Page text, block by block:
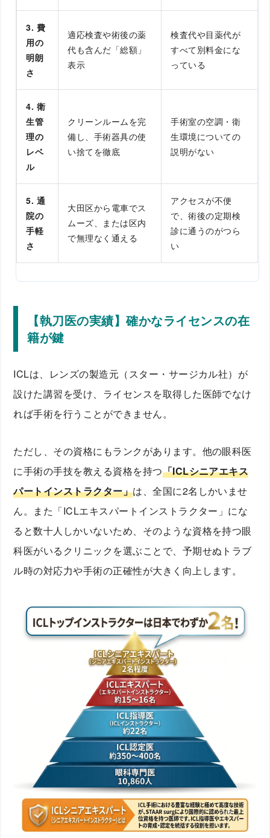
3. 費
用の
明朗
さ
適応検査や術後の薬
代も含んだ「総額」
表示
検査代や目薬代が
すべて別料金にな
っている
4. 衛
生管
理の
レベ
ル
クリーンルームを完
備し、手術器具の使
い捨てを徹底
手術室の空調・衛
生環境についての
説明がない
5. 通
院の
手軽
さ
大田区から電車でス
ムーズ、または区内
で無理なく通える
アクセスが不便
で、術後の定期検
診に通うのがつら
い
【執刀医の実績】確かなライセンスの在
籍が鍵
ICLは、レンズの製造元（スター・サージカル社）が
設けた講習を受け、ライセンスを取得した医師でなけ
れば手術を行うことができません。
ただし、その資格にもランクがあります。他の眼科医
に手術の手技を教える資格を持つ「ICLシニアエキス
パートインストラクター」は、全国に2名しかいませ
ん。また「ICLエキスパートインストラクター」にな
ると数十人しかいないため、そのような資格を持つ眼
科医がいるクリニックを選ぶことで、予期せぬトラブ
ル時の対応力や手術の正確性が大きく向上します。